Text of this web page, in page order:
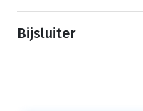
Bijsluiter